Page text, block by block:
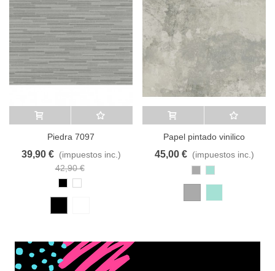
Añadir al carrito A lista de deseos
Piedra 7097
39,90 € (impuestos inc.)
42,90 €
Añadir al carrito A lista de deseos
Papel pintado vinilico
HORMIGON
45,00 € (impuestos inc.)